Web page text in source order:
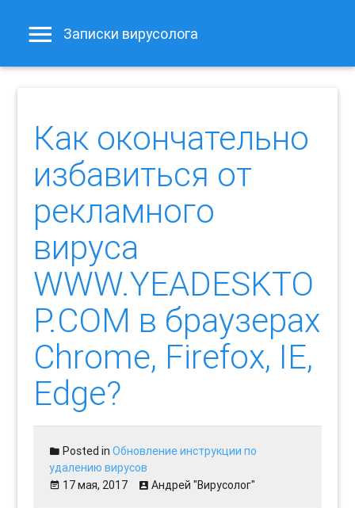
Записки вирусолога
Как окончательно
избавиться от
рекламного
вируса
WWW.YEADESKTO
P.COM в браузерах
Chrome, Firefox, IE,
Edge?
Posted inОбновление инструкции по
удалению вирусов
17 мая, 2017
Андрей "Вирусолог"